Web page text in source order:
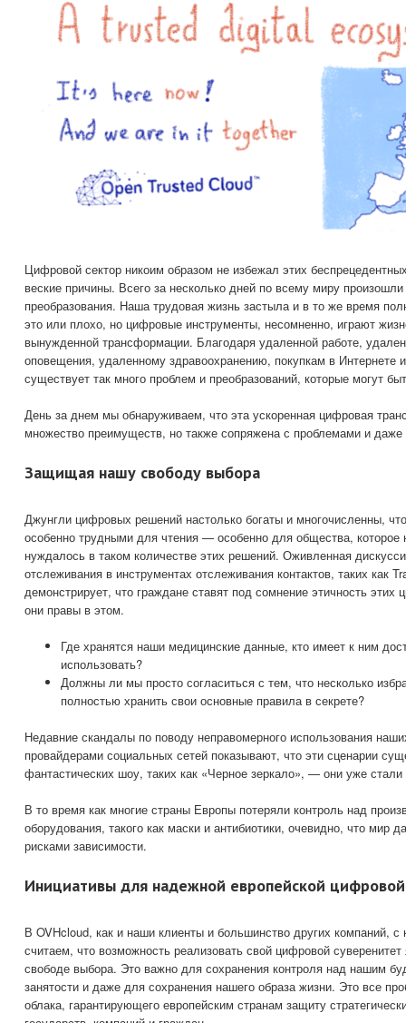
Цифровой сектор никоим образом не избежал этих
веские причины. Всего за несколько дней по всему миру
преобразования. Наша трудовая жизнь застыла и в то же время
это или плохо, но цифровые инструменты, несомненно, играют
вынужденной трансформации. Благодаря удаленной работе,
оповещения, удаленному здравоохранению, покупкам в Интернете
существует так много проблем и преобразований, которые могут
День за днем ​​мы обнаруживаем, что эта ускоренная цифровая
множество преимуществ, но также сопряжена с проблемами и даже
Защищая нашу свободу выбора
Джунгли цифровых решений настолько богаты и многочисленны,
особенно трудными для чтения — особенно для общества, которое
нуждалось в таком количестве этих решений. Оживленная
отслеживания в инструментах отслеживания контактов, таких как
демонстрирует, что граждане ставят под сомнение этичность
они правы в этом.
Где хранятся наши медицинские данные, кто имеет к ним
использовать?
Должны ли мы просто согласиться с тем, что несколько
полностью хранить свои основные правила в секрете?
Недавние скандалы по поводу неправомерного использования
провайдерами социальных сетей показывают, что эти сценарии
фантастических шоу, таких как «Черное зеркало», — они уже
В то время как многие страны Европы потеряли контроль над
оборудования, такого как маски и антибиотики, очевидно, что мир
рисками зависимости.
Инициативы для надежной европейской
В OVHcloud, как и наши клиенты и большинство других компаний,
считаем, что возможность реализовать свой цифровой
свободе выбора. Это важно для сохранения контроля над нашим
занятости и даже для сохранения нашего образа жизни. Это все
облака, гарантирующего европейским странам защиту